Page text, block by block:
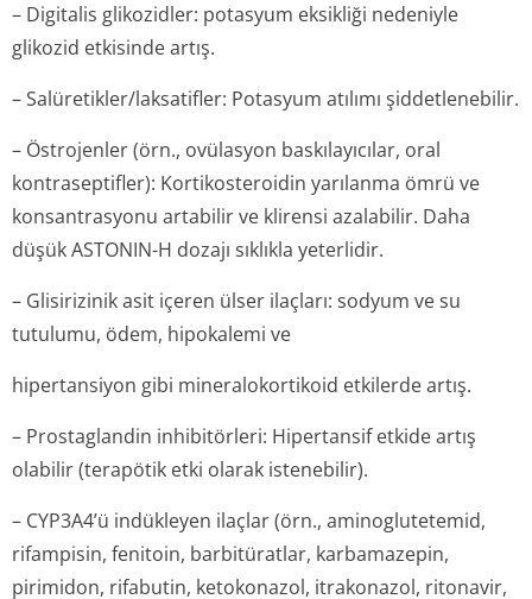
– Digitalis glikozidler: potasyum eksikliği nedeniyle
glikozid etkisinde artış.
– Salüretikler/lak­satifler: Potasyum atılımı şiddetlenebilir.
– Östrojenler (örn., ovülasyon baskılayıcılar, oral
kontraseptifler): Kortikosteroidin yarılanma ömrü ve
konsantrasyonu artabilir ve klirensi azalabilir. Daha
düşük ASTONIN-H dozajı sıklıkla yeterlidir.
– Glisirizinik asit içeren ülser ilaçları: sodyum ve su
tutulumu, ödem, hipokalemi ve
hipertansiyon gibi mineralokortikoid etkilerde artış.
– Prostaglandin inhibitörleri: Hipertansif etkide artış
olabilir (terapötik etki olarak istenebilir).
– CYP3A4’ü indükleyen ilaçlar (örn., aminoglutetemid,
rifampisin, fenitoin, barbitüratlar, karbamazepin,
pirimidon, rifabutin, ketokonazol, itrakonazol, ritonavir,